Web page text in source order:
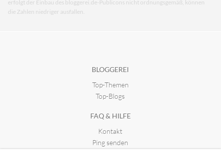
erfolgt der Einbau des bloggerei.de-Publicons nicht ordnungsgemäß, können
die Zahlen niedriger ausfallen.
BLOGGEREI
Top-Themen
Top-Blogs
FAQ & HILFE
Kontakt
Ping senden